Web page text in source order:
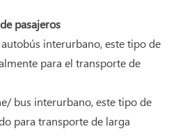
pasajeros
interurbano, este tipo de
para el transporte de
bus interurbano, este tipo de
para transporte de larga